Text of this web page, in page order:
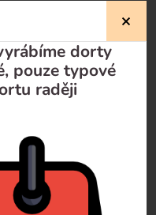
dnů
Od nejdražšího
dorty
pouze typové
raději